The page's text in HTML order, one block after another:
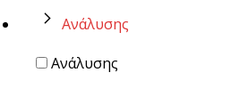
Ανάλυσης
Ανάλυσης